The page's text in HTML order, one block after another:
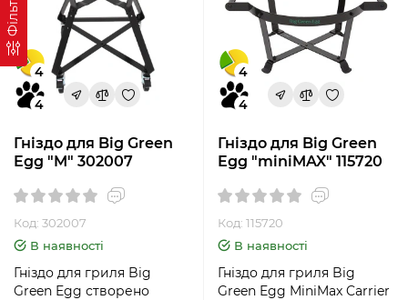
Фільтр
4
4
Гніздо для Big Green
Egg "M" 302007
Код: 302007
В наявності
Гніздо для гриля Big
Green Egg створено
4
4
Гніздо для Big Green
Egg "miniMAX" 115720
Код: 115720
В наявності
Гніздо для гриля Big
Green Egg MiniMax Carrier